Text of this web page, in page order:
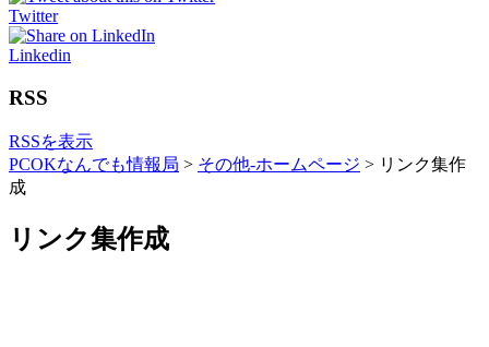
Twitter
Linkedin
RSS
RSSを表示
PCOKなんでも情報局 > その他-ホームページ > リンク集作
成
リンク集作成